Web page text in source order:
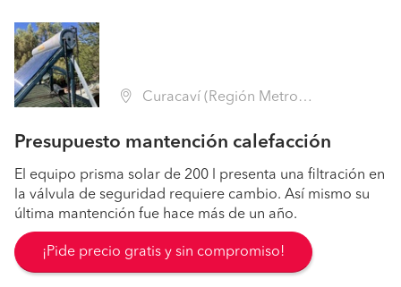
Curacaví (Región Metropolitana - Melipilla)
Presupuesto mantención calefacción
El equipo prisma solar de 200 l presenta una filtración en
la válvula de seguridad requiere cambio. Así mismo su
última mantención fue hace más de un año.
¡Pide precio gratis y sin compromiso!